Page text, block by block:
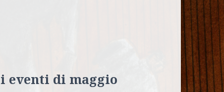
eventi di maggio